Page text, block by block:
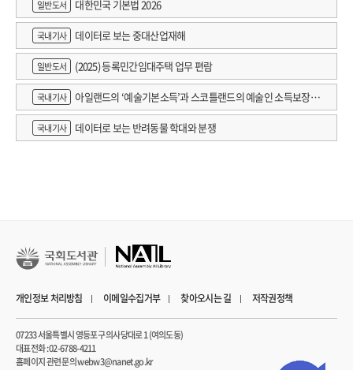
일반도서
대한민국 기본법 2026
국내기사 데이터로 보는 중대산업재해
일반도서 (2025) 등록민간임대주택 업무 편람
국내기사
아일랜드의 ‘예술기본소득’과 스코틀랜드의 예술인 소득보장정
책 논의
국내기사 데이터로 보는 반려동물 학대와 분쟁
개인정보 처리방침 이메일수집거부 찾아오시는 길 저작권정책
07233 서울특별시 영등포구 의사당대로 1 (여의도동)
대표전화 : 02-6788-4211
홈페이지 관련 문의 webw3@nanet.go.kr